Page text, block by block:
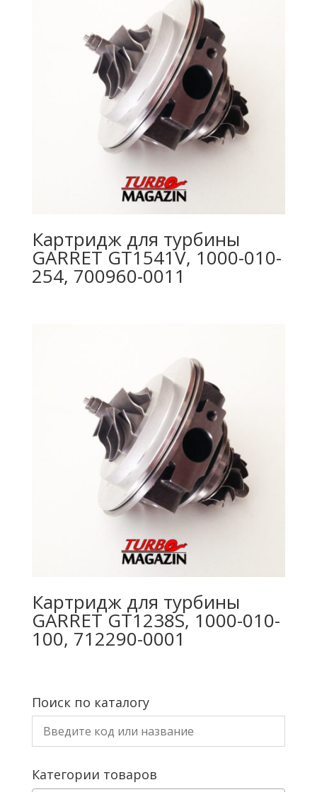
Картридж для турбины
GARRET GT1541V, 1000-010-
254, 700960-0011
Картридж для турбины
GARRET GT1238S, 1000-010-
100, 712290-0001
Поиск по каталогу
Категории товаров